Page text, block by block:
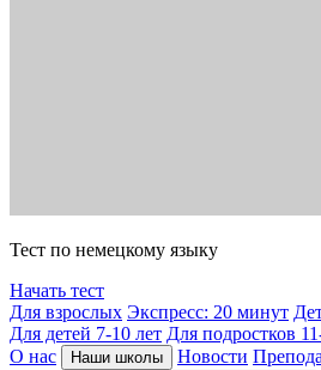
Тест по немецкому языку
Начать тест
Для взрослых Экспресс: 20 минут
Для детей 7-10 лет Для подростков
О нас
Наши школы Новости